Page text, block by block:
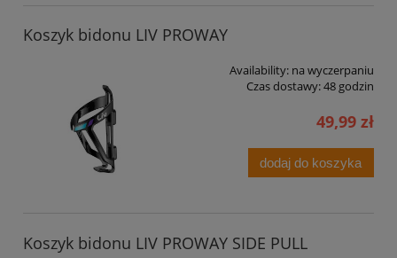
Koszyk bidonu LIV PROWAY
Availability: na wyczerpaniu
Czas dostawy:48 godzin
49,99 zł
dodaj do koszyka
Koszyk bidonu LIV PROWAY SIDE PULL